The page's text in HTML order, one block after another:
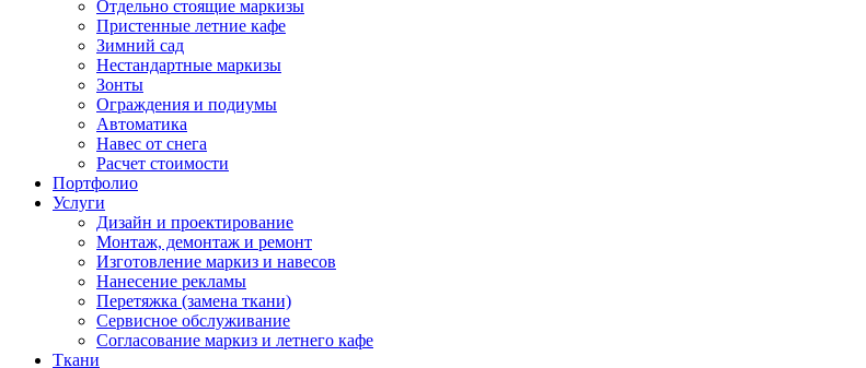
Отдельно стоящие маркизы
Пристенные летние кафе
Зимний сад
Нестандартные маркизы
Зонты
Ограждения и подиумы
Автоматика
Навес от снега
Расчет стоимости
Портфолио
Услуги
Дизайн и проектирование
Монтаж, демонтаж и ремонт
Изготовление маркиз и навесов
Нанесение рекламы
Перетяжка (замена ткани)
Сервисное обслуживание
Согласование маркиз и летнего кафе
Ткани